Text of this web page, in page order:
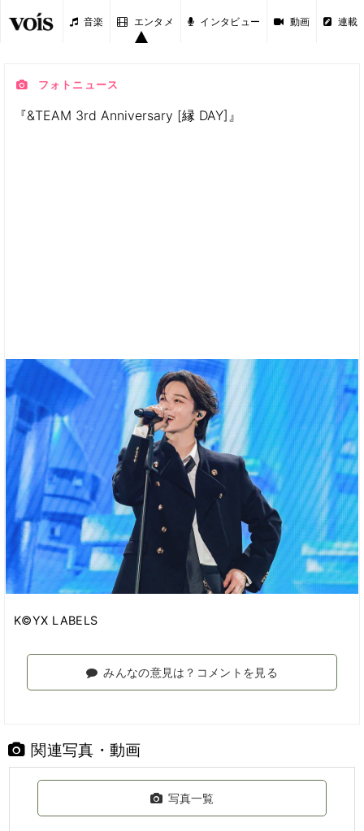
音楽 エンタメ インタビュー 動画 連載
フォトニュース
『&TEAM 3rd Anniversary [縁 DAY]』
K©YX LABELS
みんなの意見は？コメントを見る
関連写真・動画
写真一覧